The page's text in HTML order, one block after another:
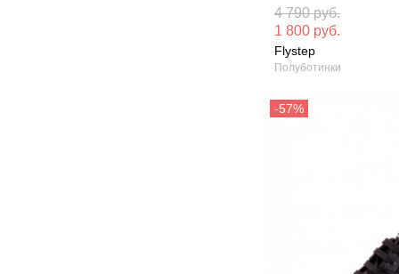
4 790 руб.
1 800 руб.
Flystep
Полуботинки
Материал
кожа
Сезон: